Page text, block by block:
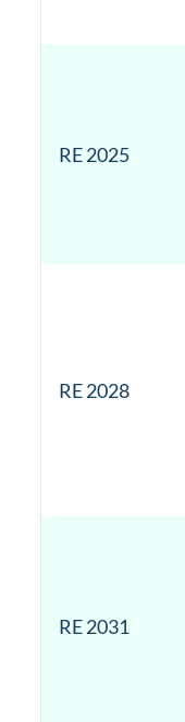
RE 2025
RE 2028
RE 2031